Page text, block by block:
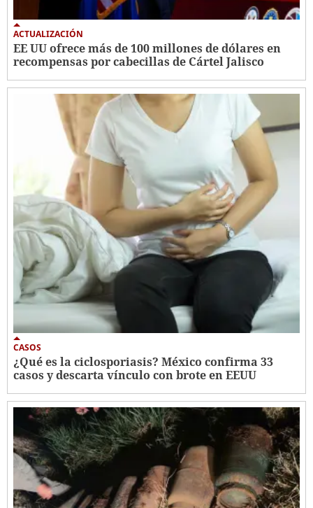
ACTUALIZACIÓN
EE UU ofrece más de 100 millones de dólares en
recompensas por cabecillas de Cártel Jalisco
CASOS
¿Qué es la ciclosporiasis? México confirma 33
casos y descarta vínculo con brote en EEUU